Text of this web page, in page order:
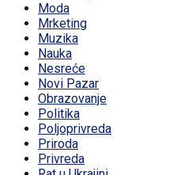
Moda
Mrketing
Muzika
Nauka
Nesreće
Novi Pazar
Obrazovanje
Politika
Poljoprivreda
Priroda
Privreda